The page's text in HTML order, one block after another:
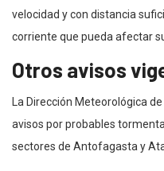
velocidad y con distancia
corriente que pueda afectar
Otros avisos
La Dirección Meteorológica
avisos por probables
sectores de Antofagasta y